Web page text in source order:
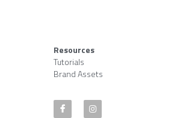
Resources
Tutorials
Brand Assets